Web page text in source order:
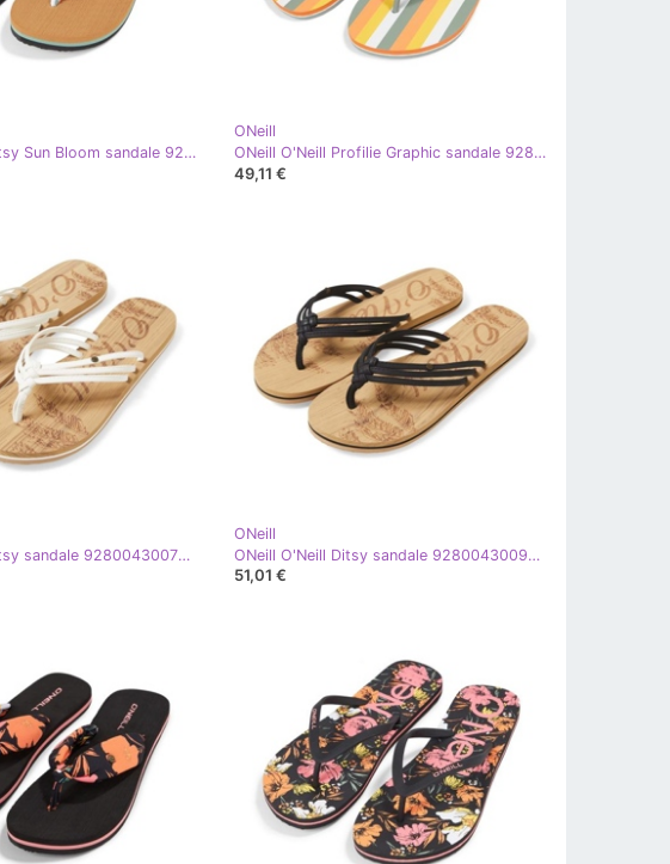
ONeill O'Neill Ditsy Sun Bloom sandale 92800613232 japanke bijela
ONeill
ONeill O'Neill Profilie Graphic sandale 92800614016 japanke zelena
49,11 €
ONeill O'Neill Ditsy sandale 92800430079 japanke bijela
ONeill
ONeill O'Neill Ditsy sandale 92800430090 japanke crna
51,01 €